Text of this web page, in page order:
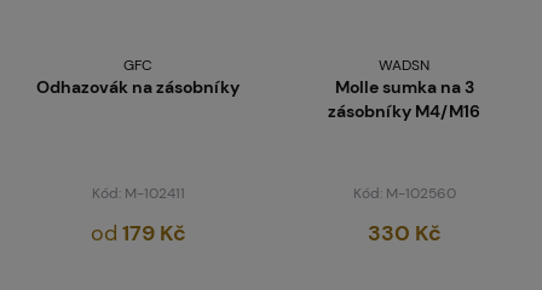
GFC
Odhazovák na zásobníky
Kód: M-102411
od 179 Kč
WADSN
Molle sumka na 3
zásobníky M4/M16
Kód: M-102560
330 Kč